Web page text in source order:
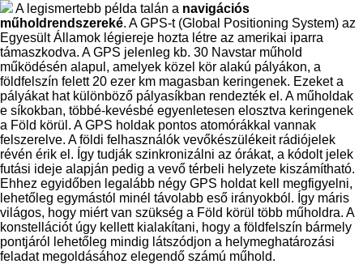
A legismertebb példa talán a navigációs
műholdrendszereké. A GPS-t (Global Positioning System) az
Egyesült Államok légiereje hozta létre az amerikai iparra
támaszkodva. A GPS jelenleg kb. 30 Navstar műhold
működésén alapul, amelyek közel kör alakú pályákon, a
földfelszín felett 20 ezer km magasban keringenek. Ezeket a
pályákat hat különböző pályasíkban rendezték el. A műholdak
e síkokban, többé-kevésbé egyenletesen elosztva keringenek
a Föld körül. A GPS holdak pontos atomórákkal vannak
felszerelve. A földi felhasználók vevőkészülékeit rádiójelek
révén érik el. Így tudják szinkronizálni az órákat, a kódolt jelek
futási ideje alapján pedig a vevő térbeli helyzete kiszámítható.
Ehhez egyidőben legalább négy GPS holdat kell megfigyelni,
lehetőleg egymástól minél távolabb eső irányokból. Így máris
világos, hogy miért van szükség a Föld körül több műholdra. A
konstellációt úgy kellett kialakítani, hogy a földfelszín bármely
pontjáról lehetőleg mindig látszódjon a helymeghatározási
feladat megoldásához elegendő számú műhold.